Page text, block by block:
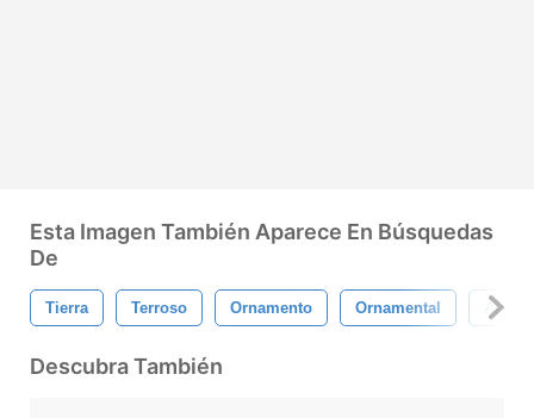
Esta Imagen También Aparece En Búsquedas
De
Tierra Terroso Ornamento Ornamental Árbol
Descubra También